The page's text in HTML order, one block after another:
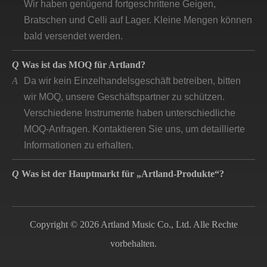
Bratschen und Celli auf Lager. Kleine Mengen können
bald versendet werden.
A Da wir kein Einzelhandelsgeschäft betreiben, bitten
wir MOQ, unsere Geschäftspartner zu schützen.
Verschiedene Instrumente haben unterschiedliche
MOQ-Anfragen. Kontaktieren Sie uns, um detaillierte
Informationen zu erhalten.
A Gemäß unserer Produktqualität und
nach guter Qualität fragen.
Copyright © 2026 Artland Music Co., Ltd. Alle Rechte
vorbehalten.